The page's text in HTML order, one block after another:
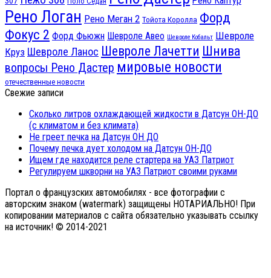
Рено Логан Рено Меган 2 Тойота Королла Форд
Фокус 2 Форд Фьюжн Шевроле Авео Шевроле Кобальт Шевроле
Круз Шевроле Ланос Шевроле Лачетти Шнива
вопросы Рено Дастер мировые новости
отечественные новости
Свежие записи
Сколько литров охлаждающей жидкости в Датсун ОН-ДО
(с климатом и без климата)
Не греет печка на Датсун ОН ДО
Почему печка дует холодом на Датсун ОН-ДО
Ищем где находится реле стартера на УАЗ Патриот
Регулируем шкворни на УАЗ Патриот своими руками
Портал о французских автомобилях - все фотографии с
авторским знаком (watermark) защищены НОТАРИАЛЬНО! При
копировании материалов с сайта обязательно указывать ссылку
на источник! © 2014-2021